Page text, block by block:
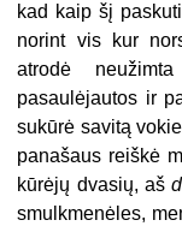
kad kaip šį
norint vis kur
atrodė
pasaulėjautos ir
sukūrė savitą
panašaus reiškė
kūrėjų dvasių, aš
smulkmenėles,